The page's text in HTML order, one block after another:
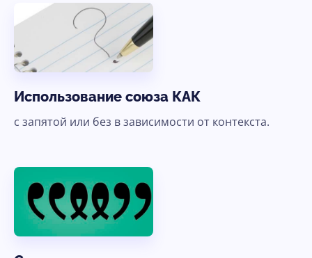
Использование союза КАК
с запятой или без в зависимости от контекста.